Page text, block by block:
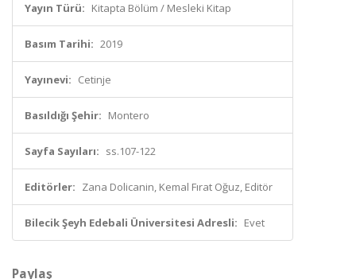
Yayın Türü: Kitapta Bölüm / Mesleki Kitap
Basım Tarihi: 2019
Yayınevi: Cetinje
Basıldığı Şehir: Montero
Sayfa Sayıları: ss.107-122
Editörler: Zana Dolicanin, Kemal Fırat Oğuz, Editör
Bilecik Şeyh Edebali Üniversitesi Adresli: Evet
Paylaş